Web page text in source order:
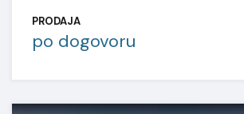
PRODAJA
po dogovoru